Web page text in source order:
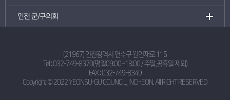
인천 군/구의회
(21967) 인천광역시 연수구 원인재로 115
Tel :032-749-8370(평일09:00~18:00 / 주말,공휴일 제외)
FAX : 032-749-8349
Copyright © 2022 YEONSU-GU COUNCIL, INCHEON. All RIGHT RESERVED